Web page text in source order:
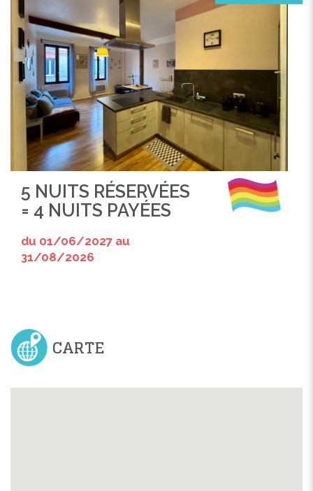
5 NUITS RÉSERVÉES
= 4 NUITS PAYÉES
du 01/06/2027 au
31/08/2026
CARTE